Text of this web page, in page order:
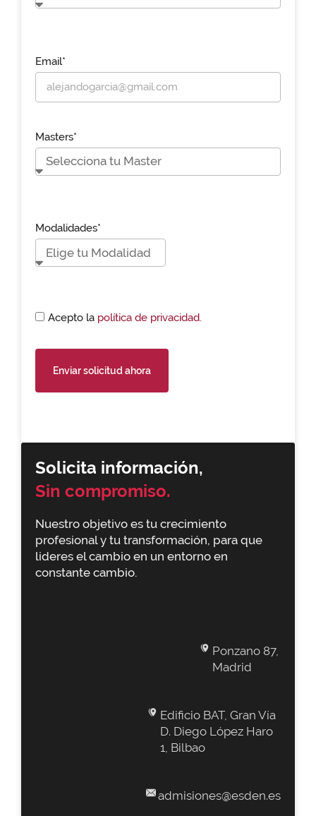
Solicita información,
Sin compromiso.
Nuestro objetivo es tu crecimiento
profesional y tu transformación, para que
lideres el cambio en un entorno en
constante cambio.
Ponzano 87,
Madrid
Edificio BAT, Gran Vía
D. Diego López Haro
1, Bilbao
admisiones@esden.es
Email*
Masters*
Modalidades*
Acepto la política de privacidad.
Enviar solicitud ahora